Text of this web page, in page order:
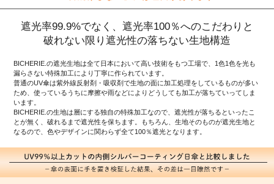
遮光率99.9%でなく、遮光率100％へのこだわりと
破れない限り遮光性の落ちない生地構造
BICHERIE.の遮光生地は全て日本において高い技術をもつ工場で、1色1色を光も
漏らさない特殊加工により丁寧に作られています。
普通のUV傘は紫外線反射剤・吸収剤で生地の面に加工処理をしているものが多い
ため、使っているうちに摩擦や雨などによりどうしても加工が落ちていってしま
います。
BICHERIE.の生地は層にする独自の特殊加工なので、遮光性が落ちるといったこ
とが無く、破れるまで遮光性を保ちます。もちろん、生地そのものが遮光生地と
なるので、色やデザインに関わらず全て100％遮光となります。